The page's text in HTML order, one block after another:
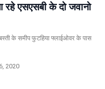
एसएसबी के दो जवानो
के समीप फुटहिया फ्लाईओवर के पास
2020